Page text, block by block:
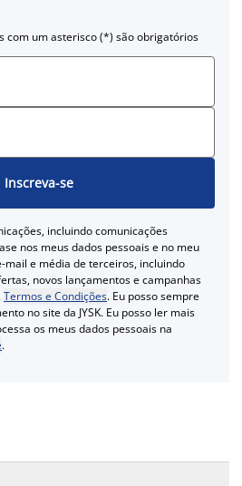
com um asterisco (*) são obrigatórios
Inscreva-se
incluindo comunicações
nos meus dados pessoais e no meu
e média de terceiros, incluindo
novos lançamentos e campanhas
Termos e Condições. Eu posso sempre
no site da JYSK. Eu posso ler mais
os meus dados pessoais na
.